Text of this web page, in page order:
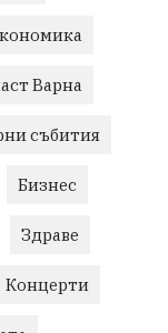
Варна
събития
Бизнес
Здраве
Концерти